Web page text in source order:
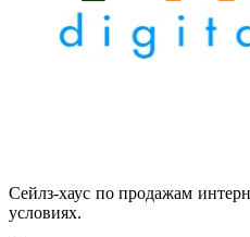
Сейлз-хаус по продажам
условиях.